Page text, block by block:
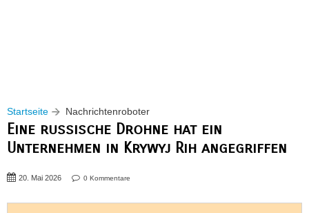
Startseite Nachrichtenroboter
Eine russische Drohne hat ein
Unternehmen in Krywyj Rih angegriffen
20. Mai 2026 0 Kommentare